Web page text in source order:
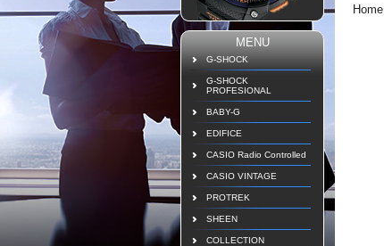
MENU
G-SHOCK
G-SHOCK
PROFESIONAL
BABY-G
EDIFICE
CASIO Radio Controlled
CASIO VINTAGE
PROTREK
SHEEN
COLLECTION
Home